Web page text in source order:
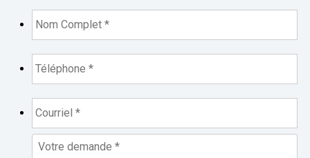
Nom
complet
Téléphone
* *
Courriel
* *
Votre
demande